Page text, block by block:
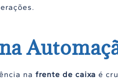
na frente de caixa é